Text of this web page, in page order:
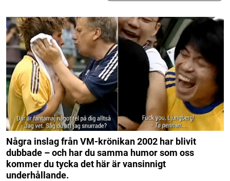
Några inslag från VM-krönikan 2002 har blivit
dubbade – och har du samma humor som oss
kommer du tycka det här är vansinnigt
underhållande.